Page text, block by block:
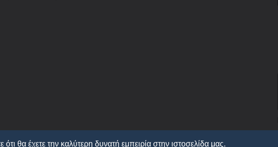
θα έχετε την καλύτερη δυνατή εμπειρία στην ιστοσελίδα μας.